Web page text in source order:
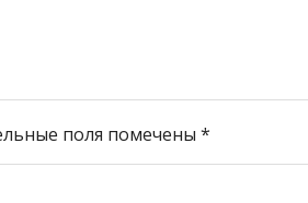
поля помечены *